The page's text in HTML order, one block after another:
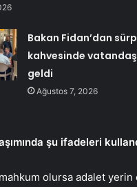
Bakan Fidan’dan
kahvesinde
geldi
Ağustos 7, 2026
şu ifadeleri
olursa adalet